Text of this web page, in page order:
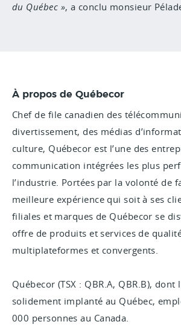
du Québec , a conclu monsieur
À propos de Québecor
Chef de file canadien des
divertissement, des médias
culture, Québecor est l’une des
communication intégrées les plus
l’industrie. Portées par la volonté de
meilleure expérience qui soit à ses
filiales et marques de Québecor se
offre de produits et services de
multiplateformes et convergents.
Québecor (TSX : QBR.A, QBR.B), dont
solidement implanté au Québec,
000 personnes au Canada.